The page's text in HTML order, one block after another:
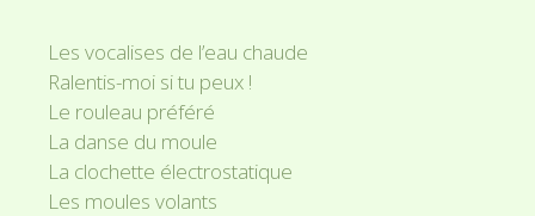
Les vocalises de l’eau chaude
Ralentis-moi si tu peux !
Le rouleau préféré
La danse du moule
La clochette électrostatique
Les moules volants